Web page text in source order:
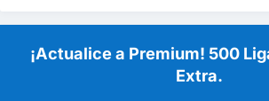
¡Actualice a Premium! 500
Extra.